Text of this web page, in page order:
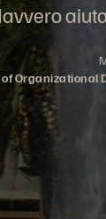
Organizational